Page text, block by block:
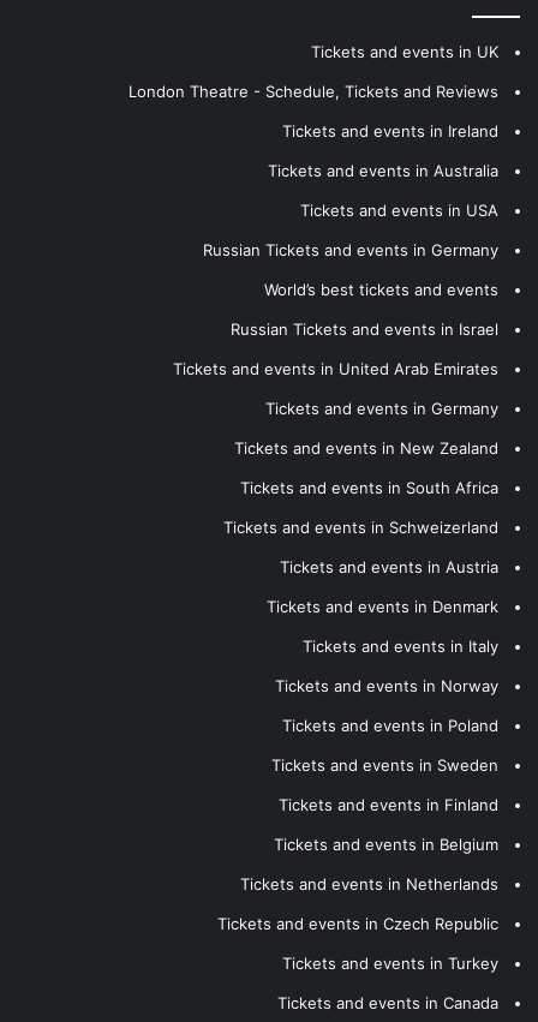
Tickets and events in UK
London Theatre - Schedule, Tickets and Reviews
Tickets and events in Ireland
Tickets and events in Australia
Tickets and events in USA
Russian Tickets and events in Germany
World’s best tickets and events
Russian Tickets and events in Israel
Tickets and events in United Arab Emirates
Tickets and events in Germany
Tickets and events in New Zealand
Tickets and events in South Africa
Tickets and events in Schweizerland
Tickets and events in Austria
Tickets and events in Denmark
Tickets and events in Italy
Tickets and events in Norway
Tickets and events in Poland
Tickets and events in Sweden
Tickets and events in Finland
Tickets and events in Belgium
Tickets and events in Netherlands
Tickets and events in Czech Republic
Tickets and events in Turkey
Tickets and events in Canada